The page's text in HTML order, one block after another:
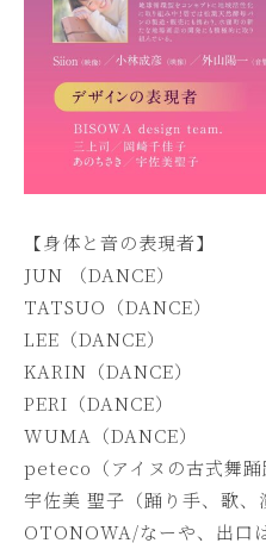
【身体と音の表現者】
JUN （DANCE）
TATSUO（DANCE）
LEE（DANCE）
KARIN（DANCE）
PERI（DANCE）
WUMA（DANCE）
peteco（アイヌの古式舞踊
宇佐美 聖子（踊り手、歌、
OTONOWA/なーや、出口